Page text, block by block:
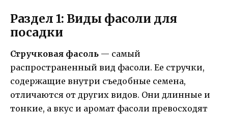
Раздел 1: Виды фасоли для
посадки
Стручковая фасоль — самый
распространенный вид фасоли. Ее стручки,
содержащие внутри съедобные семена,
отличаются от других видов. Они длинные и
тонкие, а вкус и аромат фасоли превосходят